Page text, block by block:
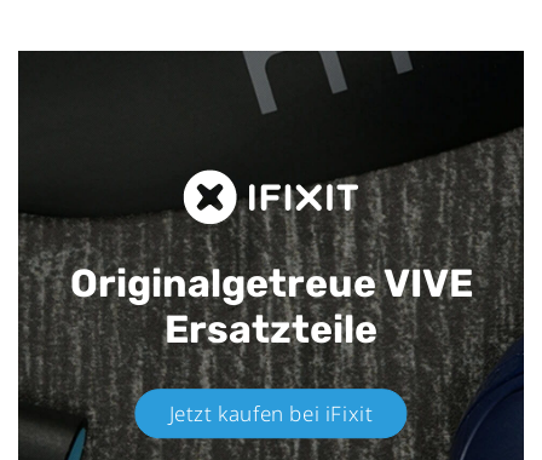
Originalgetreue VIVE
Ersatzteile
Jetzt kaufen bei iFixit​